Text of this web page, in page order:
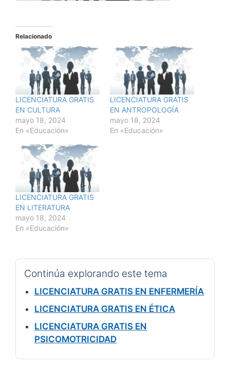
Relacionado
LICENCIATURA GRATIS
EN CULTURA
mayo 18, 2024
En «Educación»
LICENCIATURA GRATIS
EN ANTROPOLOGÍA
mayo 18, 2024
En «Educación»
LICENCIATURA GRATIS
EN LITERATURA
mayo 18, 2024
En «Educación»
Continúa explorando este tema
LICENCIATURA GRATIS EN ENFERMERÍA
LICENCIATURA GRATIS EN ÉTICA
LICENCIATURA GRATIS EN
PSICOMOTRICIDAD